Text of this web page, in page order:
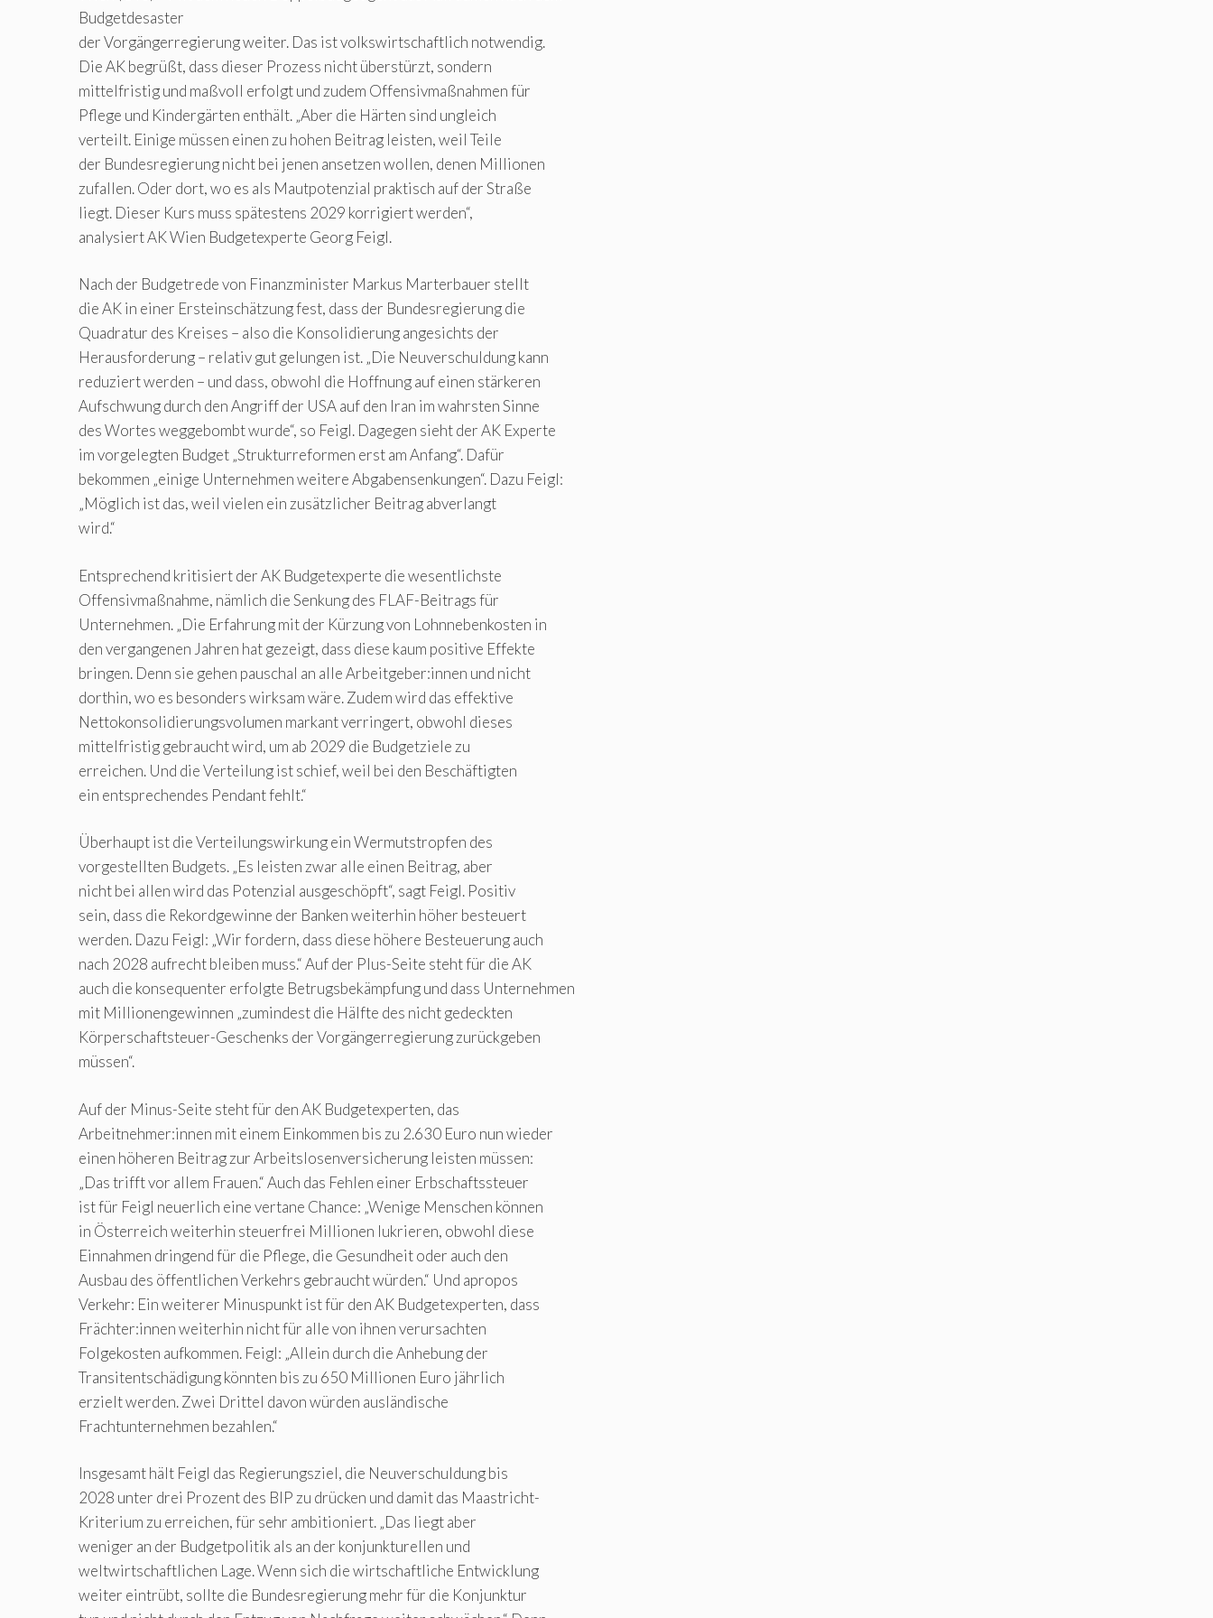
Budgetdesaster
der Vorgängerregierung weiter. Das ist volkswirtschaftlich notwendig.
Die AK begrüßt, dass dieser Prozess nicht überstürzt, sondern
mittelfristig und maßvoll erfolgt und zudem Offensivmaßnahmen für
Pflege und Kindergärten enthält. „Aber die Härten sind ungleich
verteilt. Einige müssen einen zu hohen Beitrag leisten, weil Teile
der Bundesregierung nicht bei jenen ansetzen wollen, denen Millionen
zufallen. Oder dort, wo es als Mautpotenzial praktisch auf der Straße
liegt. Dieser Kurs muss spätestens 2029 korrigiert werden“,
analysiert AK Wien Budgetexperte Georg Feigl.
Nach der Budgetrede von Finanzminister Markus Marterbauer stellt
die AK in einer Ersteinschätzung fest, dass der Bundesregierung die
Quadratur des Kreises – also die Konsolidierung angesichts der
Herausforderung – relativ gut gelungen ist. „Die Neuverschuldung kann
reduziert werden – und dass, obwohl die Hoffnung auf einen stärkeren
Aufschwung durch den Angriff der USA auf den Iran im wahrsten Sinne
des Wortes weggebombt wurde“, so Feigl. Dagegen sieht der AK Experte
im vorgelegten Budget „Strukturreformen erst am Anfang“. Dafür
bekommen „einige Unternehmen weitere Abgabensenkungen“. Dazu Feigl:
„Möglich ist das, weil vielen ein zusätzlicher Beitrag abverlangt
wird.“
Entsprechend kritisiert der AK Budgetexperte die wesentlichste
Offensivmaßnahme, nämlich die Senkung des FLAF-Beitrags für
Unternehmen. „Die Erfahrung mit der Kürzung von Lohnnebenkosten in
den vergangenen Jahren hat gezeigt, dass diese kaum positive Effekte
bringen. Denn sie gehen pauschal an alle Arbeitgeber:innen und nicht
dorthin, wo es besonders wirksam wäre. Zudem wird das effektive
Nettokonsolidierungsvolumen markant verringert, obwohl dieses
mittelfristig gebraucht wird, um ab 2029 die Budgetziele zu
erreichen. Und die Verteilung ist schief, weil bei den Beschäftigten
ein entsprechendes Pendant fehlt.“
Überhaupt ist die Verteilungswirkung ein Wermutstropfen des
vorgestellten Budgets. „Es leisten zwar alle einen Beitrag, aber
nicht bei allen wird das Potenzial ausgeschöpft“, sagt Feigl. Positiv
sein, dass die Rekordgewinne der Banken weiterhin höher besteuert
werden. Dazu Feigl: „Wir fordern, dass diese höhere Besteuerung auch
nach 2028 aufrecht bleiben muss.“ Auf der Plus-Seite steht für die AK
auch die konsequenter erfolgte Betrugsbekämpfung und dass Unternehmen
mit Millionengewinnen „zumindest die Hälfte des nicht gedeckten
Körperschaftsteuer-Geschenks der Vorgängerregierung zurückgeben
müssen“.
Auf der Minus-Seite steht für den AK Budgetexperten, das
Arbeitnehmer:innen mit einem Einkommen bis zu 2.630 Euro nun wieder
einen höheren Beitrag zur Arbeitslosenversicherung leisten müssen:
„Das trifft vor allem Frauen.“ Auch das Fehlen einer Erbschaftssteuer
ist für Feigl neuerlich eine vertane Chance: „Wenige Menschen können
in Österreich weiterhin steuerfrei Millionen lukrieren, obwohl diese
Einnahmen dringend für die Pflege, die Gesundheit oder auch den
Ausbau des öffentlichen Verkehrs gebraucht würden.“ Und apropos
Verkehr: Ein weiterer Minuspunkt ist für den AK Budgetexperten, dass
Frächter:innen weiterhin nicht für alle von ihnen verursachten
Folgekosten aufkommen. Feigl: „Allein durch die Anhebung der
Transitentschädigung könnten bis zu 650 Millionen Euro jährlich
erzielt werden. Zwei Drittel davon würden ausländische
Frachtunternehmen bezahlen.“
Insgesamt hält Feigl das Regierungsziel, die Neuverschuldung bis
2028 unter drei Prozent des BIP zu drücken und damit das Maastricht-
Kriterium zu erreichen, für sehr ambitioniert. „Das liegt aber
weniger an der Budgetpolitik als an der konjunkturellen und
weltwirtschaftlichen Lage. Wenn sich die wirtschaftliche Entwicklung
weiter eintrübt, sollte die Bundesregierung mehr für die Konjunktur